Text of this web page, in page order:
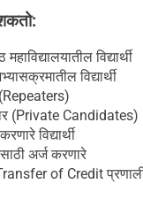
विद्यार्थी
विद्यार्थी
(Repeaters)
(Private Candidates)
विद्यार्थी
अर्ज करणारे
(Transfer of Credit